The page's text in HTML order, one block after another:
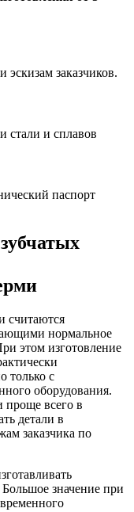
заказчиков.
стали и сплавов
паспорт
считаются
нормальное
этом изготовление
только с
оборудования.
проще всего в
детали в
заказчика по
значение при